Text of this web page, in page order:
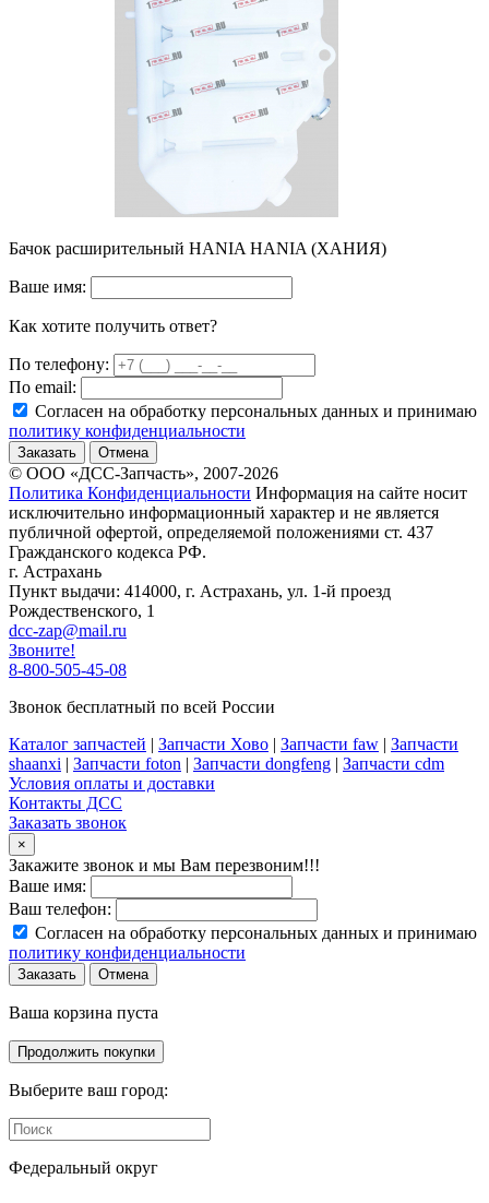
Бачок расширительный HANIA HANIA (ХАНИЯ)
Ваше имя:
Как хотите получить ответ?
По телефону:
По email:
Согласен на обработку персональных данных и принимаю
политику конфиденциальности
Заказать Отмена
© ООО «ДСС-Запчасть», 2007-2026
Политика Конфиденциальности Информация на сайте носит
исключительно информационный характер и не является
публичной офертой, определяемой положениями ст. 437
Гражданского кодекса РФ.
г. Астрахань
Пункт выдачи: 414000, г. Астрахань, ул. 1-й проезд
Рождественского, 1
dcc-zap@mail.ru
Звоните!
8-800-505-45-08
Звонок бесплатный по всей России
Каталог запчастей | Запчасти Хово | Запчасти faw | Запчасти
shaanxi | Запчасти foton | Запчасти dongfeng | Запчасти cdm
Условия оплаты и доставки
Контакты ДСС
Заказать звонок
×
Закажите звонок и мы Вам перезвоним!!!
Ваше имя:
Ваш телефон:
Согласен на обработку персональных данных и принимаю
политику конфиденциальности
Заказать Отмена
Ваша корзина пуста
Продолжить покупки
Выберите ваш город:
Федеральный округ